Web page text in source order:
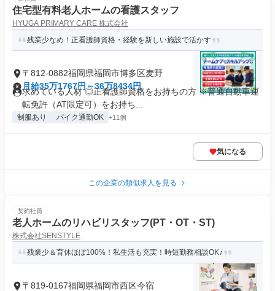
住宅型有料老人ホームの看護スタッフ
HYUGA PRIMARY CARE 株式会社
残業少なめ！正看護師資格・経験を新しい施設で活かす
〒812-0882福岡県福岡市博多区麦野
月給35万1767円～36万8434円
求めている人材 ◎正看護師資格をお持ちの方 ※普通自動車運
転免許（AT限定可）をお持ち...
制服あり バイク通勤OK +11個
気になる
この企業の類似求人を見る
契約社員
老人ホームのリハビリスタッフ(PT・OT・ST)
株式会社SENSTYLE
残業少＆育休ほぼ100%！私生活も充実！時短勤務相談OK♪
〒819-0167福岡県福岡市西区今宿